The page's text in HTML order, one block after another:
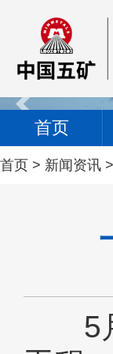
首页
首页 > 新闻资讯 >
5月